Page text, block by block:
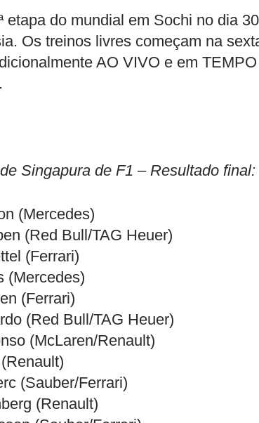
etapa do mundial em Sochi no dia
Os treinos livres começam na
AO VIVO e em
Singapura de F1 – Resultado final:
(Mercedes)
(Red Bull/TAG Heuer)
(Ferrari)
(Mercedes)
(Ferrari)
(Red Bull/TAG Heuer)
(McLaren/Renault)
(Sauber/Ferrari)
(Renault)